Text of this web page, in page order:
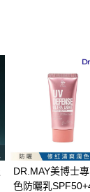
司不負相關責
況，依本公司即
司將視審查結果
惡意使用之情形，
取法律行動。
DR.MAY美博士
色防曬乳